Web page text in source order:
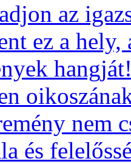
az
ez a
nem
és